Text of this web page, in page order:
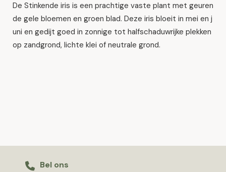
De Stinkende iris is een prachtige vaste plant met geuren
de gele bloemen en groen blad. Deze iris bloeit in mei en j
uni en gedijt goed in zonnige tot halfschaduwrijke plekken
op zandgrond, lichte klei of neutrale grond.
Bel ons